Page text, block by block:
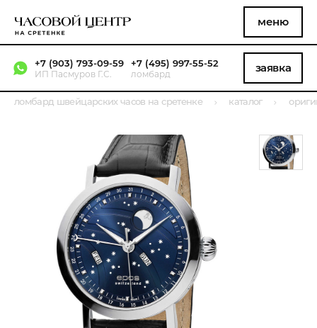
меню
+7 (903) 793-09-59
ИП Пасмуров Г.С.
+7 (495) 997-55-52
ломбард заявка
ломбард швейцарских часов на сретенке каталог